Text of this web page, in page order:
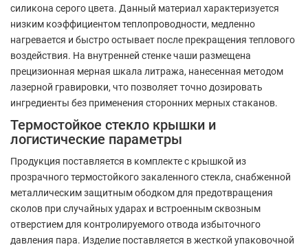
силикона серого цвета. Данный материал характеризуется
низким коэффициентом теплопроводности, медленно
нагревается и быстро остывает после прекращения теплового
воздействия. На внутренней стенке чаши размещена
прецизионная мерная шкала литража, нанесенная методом
лазерной гравировки, что позволяет точно дозировать
ингредиенты без применения сторонних мерных стаканов.
Термостойкое стекло крышки и
логистические параметры
Продукция поставляется в комплекте с крышкой из
прозрачного термостойкого закаленного стекла, снабженной
металлическим защитным ободком для предотвращения
сколов при случайных ударах и встроенным сквозным
отверстием для контролируемого отвода избыточного
давления пара. Изделие поставляется в жесткой упаковочной